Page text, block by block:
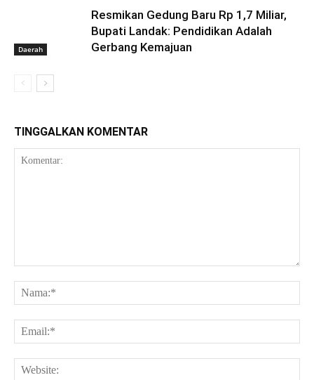
Daerah
Resmikan Gedung Baru Rp 1,7 Miliar,
Bupati Landak: Pendidikan Adalah
Gerbang Kemajuan
TINGGALKAN KOMENTAR